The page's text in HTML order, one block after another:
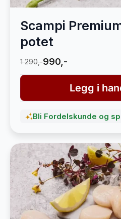
Scampi
potet
1 290,-990,-
Legg i
Bli Fordelskunde og